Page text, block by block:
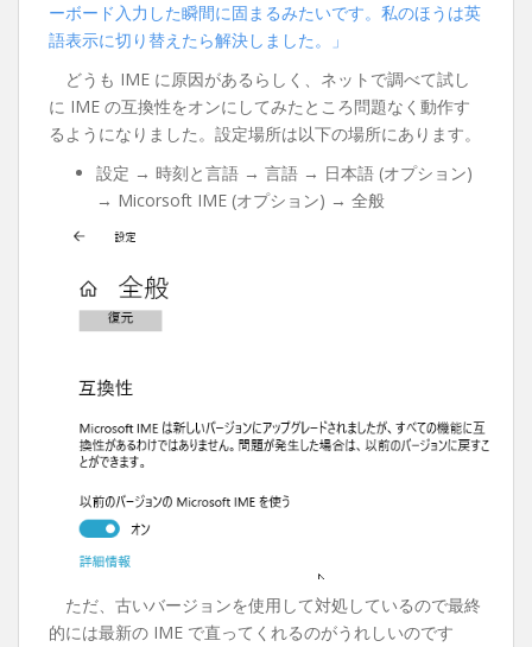
ーボード入力した瞬間に固まるみたいです。私のほうは英
語表示に切り替えたら解決しました。」
どうも IME に原因があるらしく、ネットで調べて試し
に IME の互換性をオンにしてみたところ問題なく動作す
るようになりました。設定場所は以下の場所にあります。
設定 → 時刻と言語 → 言語 → 日本語 (オプション)
→ Micorsoft IME (オプション) → 全般
ただ、古いバージョンを使用して対処しているので最終
的には最新の IME で直ってくれるのがうれしいのです